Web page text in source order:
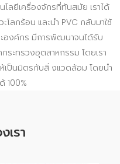
โลยีเครื่องจักรที่ทันสมัย เราได้
ลกร้อน และนํา PVC กลับมาใช้
องค์กร มีการพัฒนาจนได้รับ
ระทรวงอุตสาหกรรม โดยเรา
เป็นมิตรกับสิ่ งแวดล้อม โดยนํา
100%
เรา